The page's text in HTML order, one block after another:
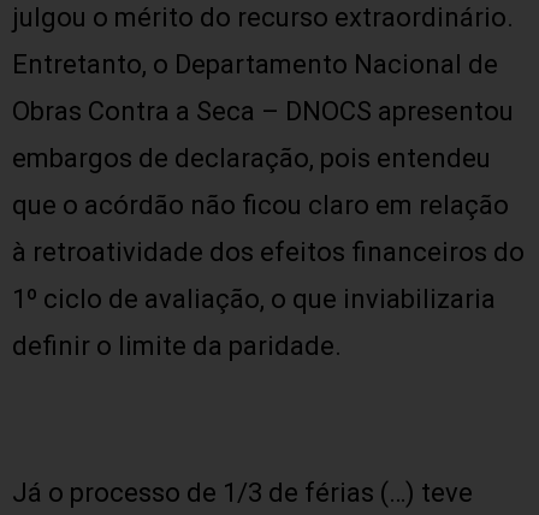
julgou o mérito do recurso extraordinário.
Entretanto, o Departamento Nacional de
Obras Contra a Seca – DNOCS apresentou
embargos de declaração, pois entendeu
que o acórdão não ficou claro em relação
à retroatividade dos efeitos financeiros do
1º ciclo de avaliação, o que inviabilizaria
definir o limite da paridade.
Já o processo de 1/3 de férias (…) teve